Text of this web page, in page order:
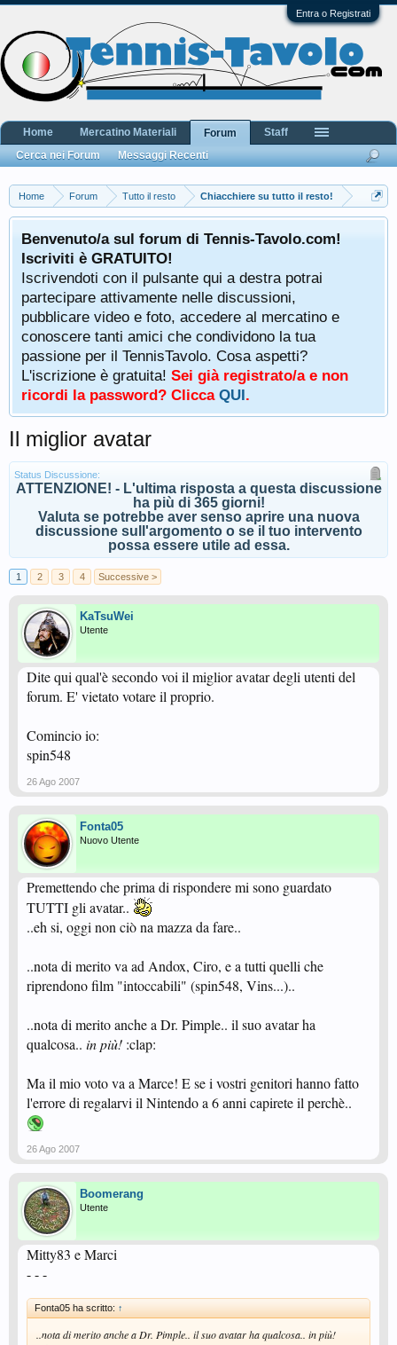
Entra o Registrati
Home Forum Tutto il resto Chiacchiere su tutto il resto!
Benvenuto/a sul forum di Tennis-Tavolo.com!
Iscriviti è GRATUITO!
Iscrivendoti con il pulsante qui a destra potrai
partecipare attivamente nelle discussioni,
pubblicare video e foto, accedere al mercatino e
conoscere tanti amici che condividono la tua
passione per il TennisTavolo. Cosa aspetti?
L'iscrizione è gratuita! Sei già registrato/a e non
ricordi la password? Clicca QUI.
Il miglior avatar
Status Discussione:
ATTENZIONE! - L'ultima risposta a questa discussione
ha più di 365 giorni!
Valuta se potrebbe aver senso aprire una nuova
discussione sull'argomento o se il tuo intervento
possa essere utile ad essa.
1 2 3 4 Successive >
KaTsuWei
Utente
Dite qui qual'è secondo voi il miglior avatar degli utenti del
forum. E' vietato votare il proprio.
Comincio io:
spin548
26 Ago 2007
Fonta05
Nuovo Utente
Premettendo che prima di rispondere mi sono guardato
TUTTI gli avatar..
..eh si, oggi non ciò na mazza da fare..
..nota di merito va ad Andox, Ciro, e a tutti quelli che
riprendono film "intoccabili" (spin548, Vins...)..
..nota di merito anche a Dr. Pimple.. il suo avatar ha
qualcosa.. in più! :clap:
Ma il mio voto va a Marce! E se i vostri genitori hanno fatto
l'errore di regalarvi il Nintendo a 6 anni capirete il perchè..
26 Ago 2007
Boomerang
Utente
Mitty83 e Marci
- - -
Fonta05 ha scritto: ↑
..nota di merito anche a Dr. Pimple.. il suo avatar ha qualcosa.. in più!
Home Mercatino Materiali
Forum
Cerca nei Forum
Messaggi Recenti
Staff